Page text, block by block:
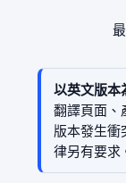
以英文版本
翻譯頁面、
版本發生衝
律另有要求